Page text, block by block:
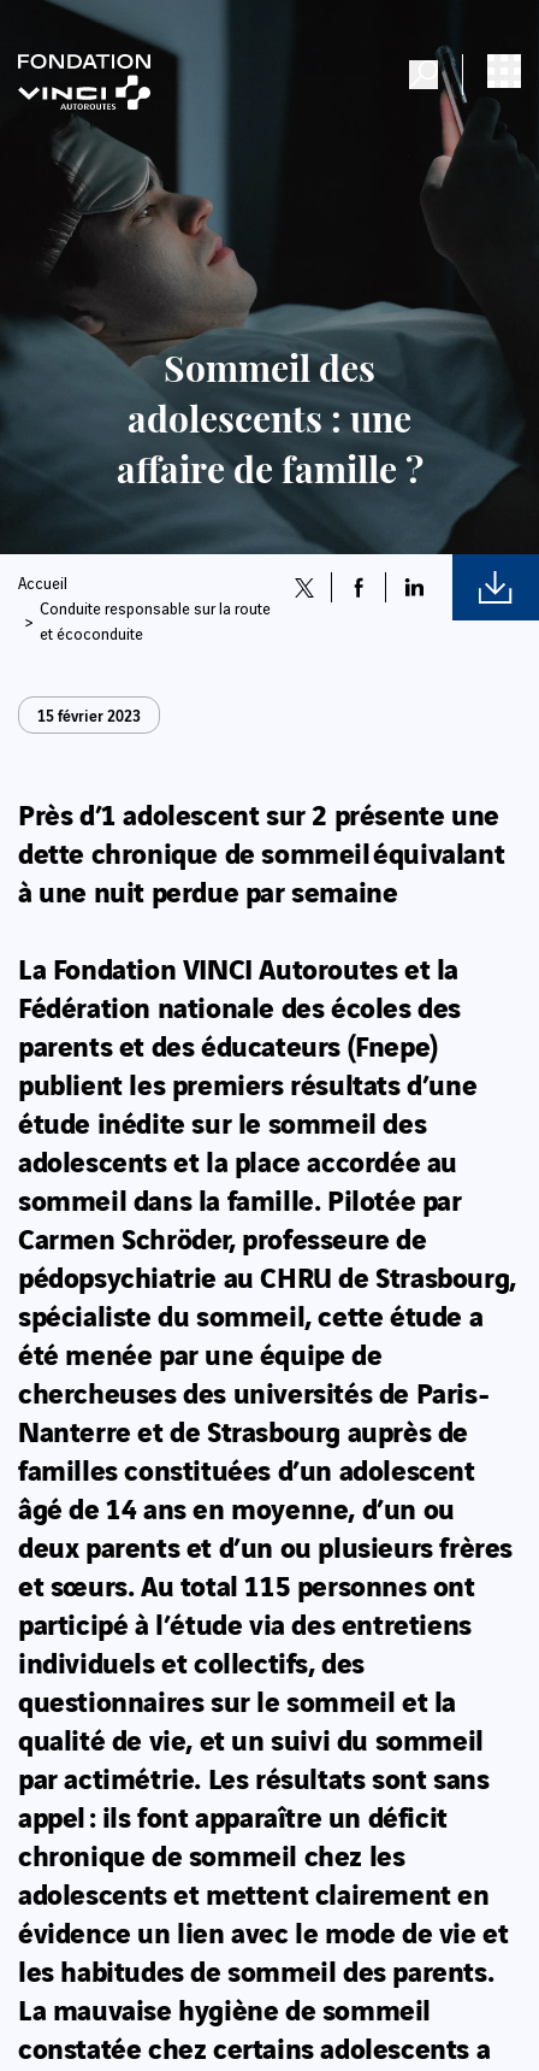
Sommeil des
adolescents : une
affaire de famille ?
Accueil
Conduite responsable sur la route
et écoconduite
15 février 2023
Près d’1 adolescent sur 2 présente une
dette chronique de sommeiléquivalant
à une nuit perdue par semaine
La Fondation VINCI Autoroutes et la
Fédération nationale des écoles des
parents et des éducateurs (Fnepe)
publient les premiers résultats d’une
étude inédite sur le sommeil des
adolescents et la place accordée au
sommeil dans la famille. Pilotée par
Carmen Schröder, professeure de
pédopsychiatrie au CHRU de Strasbourg,
spécialiste du sommeil, cette étude a
été menée par une équipe de
chercheuses des universités de Paris-
Nanterre et de Strasbourg auprès de
familles constituées d’un adolescent
âgé de 14 ans en moyenne, d’un ou
deux parents et d’un ou plusieurs frères
et sœurs. Au total 115 personnes ont
participé à l’étude via des entretiens
individuels et collectifs, des
questionnaires sur le sommeil et la
qualité de vie, et un suivi du sommeil
par actimétrie. Les résultats sont sans
appel : ils font apparaître un déficit
chronique de sommeil chez les
adolescents et mettent clairement en
évidence un lien avec le mode de vie et
les habitudes de sommeil des parents.
La mauvaise hygiène de sommeil
constatée chez certains adolescents a